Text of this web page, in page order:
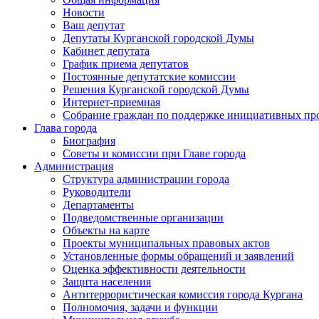
Новости
Ваш депутат
Депутаты Курганской городской Думы
Кабинет депутата
График приема депутатов
Постоянные депутатские комиссии
Решения Курганской городской Думы
Интернет-приемная
Собрание граждан по поддержке инициативных
Глава города
Биография
Советы и комиссии при Главе города
Администрация
Структура администрации города
Руководители
Департаменты
Подведомственные организации
Объекты на карте
Проекты муниципальных правовых актов
Установленные формы обращений и заявлений
Оценка эффективности деятельности
Защита населения
Антитеррористическая комиссия города Кургана
Полномочия, задачи и функции